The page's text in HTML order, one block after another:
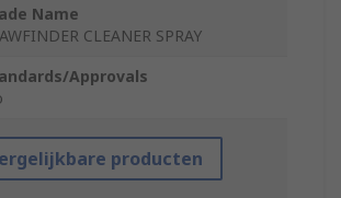
Name
CLEANER SPRAY
Approvals
producten